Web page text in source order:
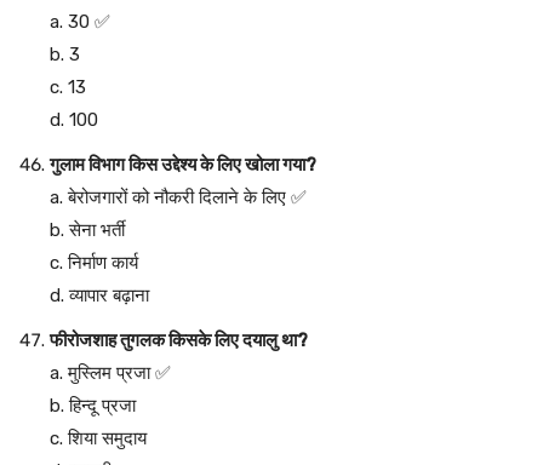
a. 30 ✅
b. 3
c. 13
d. 100
गुलाम विभाग किस उद्देश्य के लिए खोला गया?
a. बेरोजगारों को नौकरी दिलाने के लिए ✅
b. सेना भर्ती
c. निर्माण कार्य
d. व्यापार बढ़ाना
फीरोजशाह तुगलक किसके लिए दयालु था?
a. मुस्लिम प्रजा ✅
b. हिन्दू प्रजा
c. शिया समुदाय